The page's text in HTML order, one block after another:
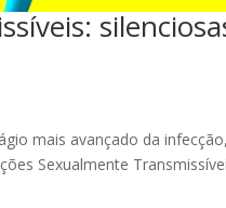
mais avançado da
Sexualmente